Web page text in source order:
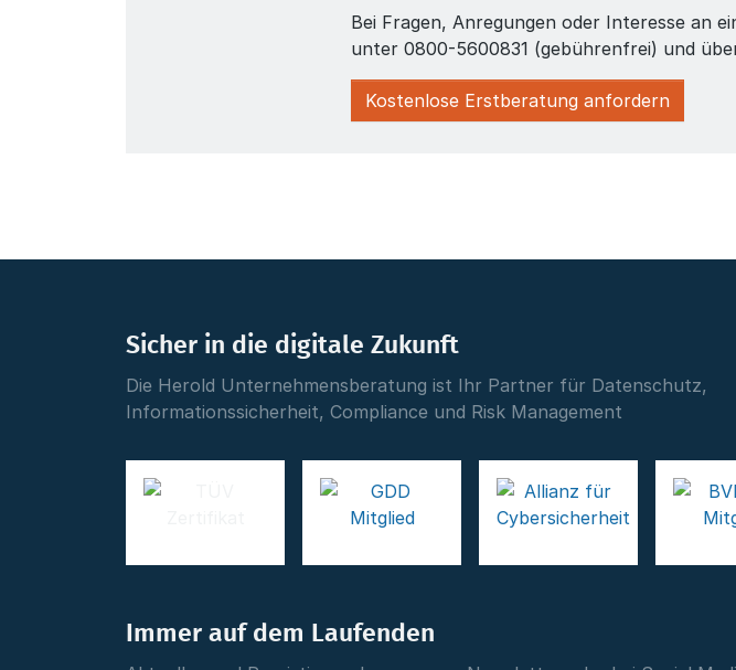
Bei Fragen, Anregungen oder Interesse an
unter 0800-5600831 (gebührenfrei) und
Kostenlose Erstberatung anfordern
Sicher in die digitale Zukunft
Die Herold Unternehmensberatung ist Ihr Partner für Datenschutz,
Informationssicherheit, Compliance und Risk Management
Immer auf dem Laufenden